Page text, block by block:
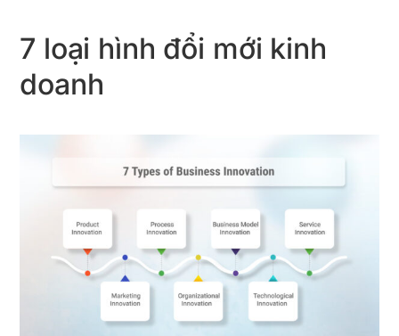
7 loại hình đổi mới kinh
doanh